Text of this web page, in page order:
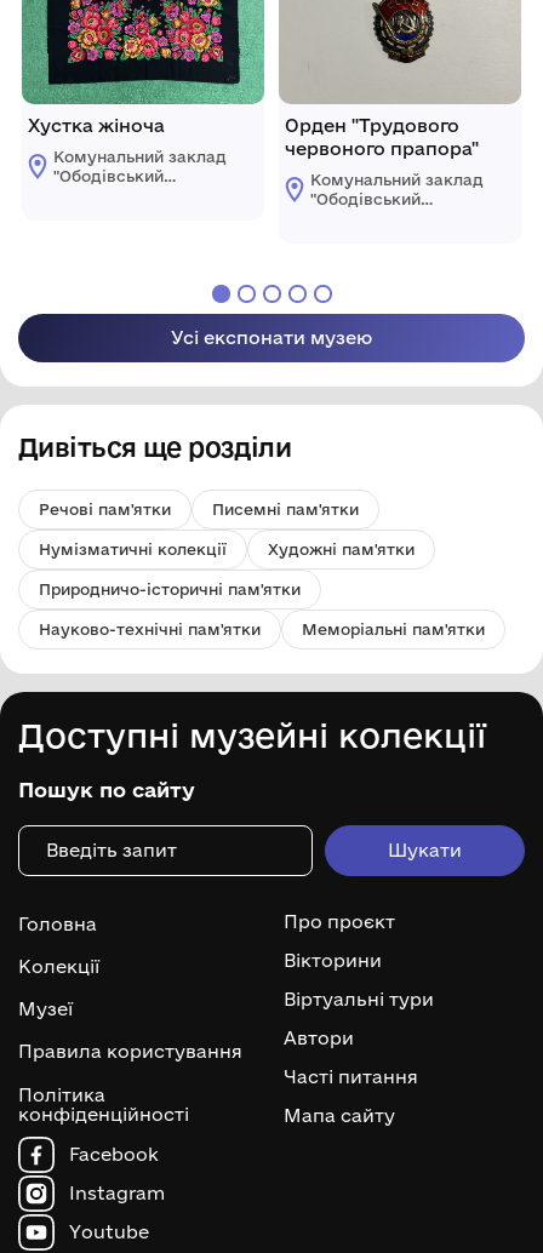
Хустка жіноча
Комунальний заклад
"Ободівський
Орден "Трудового
червоного прапора"
Комунальний заклад
"Ободівський
Усі експонати музею
Дивіться ще розділи
Речові пам'ятки Писемні пам'ятки
Нумізматичні колекції Художні пам'ятки
Природничо-історичні пам'ятки
Науково-технічні пам'ятки Меморіальні пам'ятки
Доступні музейні колекції
Пошук по сайту
Головна
Колекції
Музеї
Правила користування
Політика
конфіденційності
Про проєкт
Вікторини
Віртуальні тури
Автори
Часті питання
Мапа сайту
Facebook
Instagram
Youtube